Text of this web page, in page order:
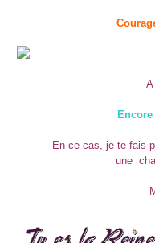
A
En ce cas, je te fais
une